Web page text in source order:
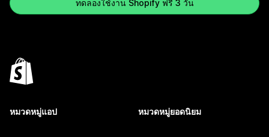
ทดลองใช้งาน Shopify ฟรี 3 วัน
หมวดหมู่แอป หมวดหมู่ยอดนิยม